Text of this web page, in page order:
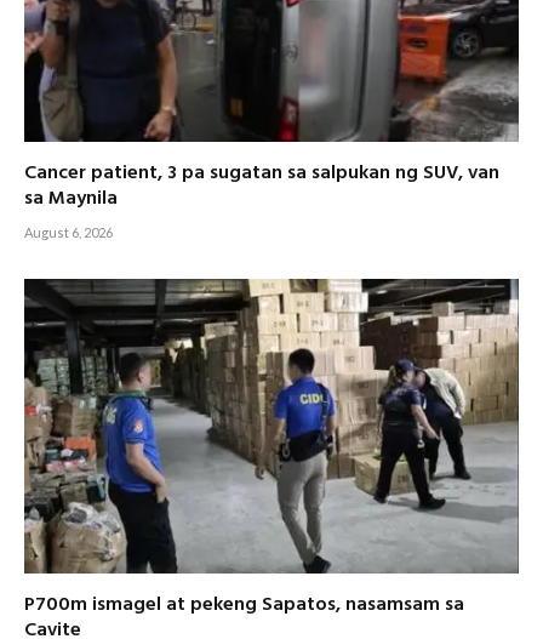
Cancer patient, 3 pa sugatan sa salpukan ng SUV, van
sa Maynila
August 6, 2026
P700m ismagel at pekeng Sapatos, nasamsam sa
Cavite